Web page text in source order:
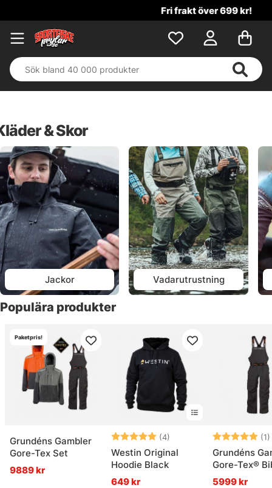
Fri frakt över 699 kr!
& Skor
Jackor Vadarutrustning
Populära produkter
Paketpris!
Grundéns Gambler
Gore-Tex Set
9889 kr
Betyg: (4)
5.0 utav 5 stjärnor
Westin Original
Hoodie Black
649 kr
Betyg: (1)
Grundéns
Gore-Tex®
Anchor
5999 kr